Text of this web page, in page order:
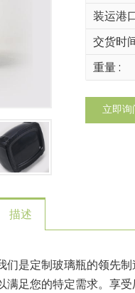
装运港
交货时
重量 :
立即询
描述
们是定制玻璃瓶的领先
满足您的特定需求。享